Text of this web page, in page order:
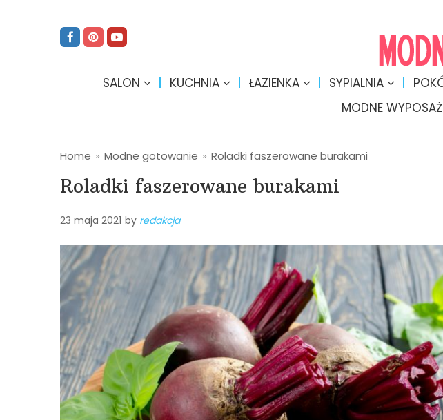
SALON KUCHNIA ŁAZIENKA SYPIALNIA
MODNE
Home » Modne gotowanie » Roladki faszerowane burakami
Roladki faszerowane burakami
23 maja 2021 by redakcja